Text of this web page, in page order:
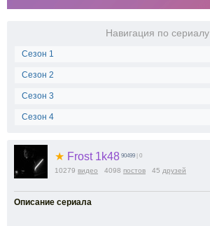
Навигация по сериалу
Сезон 1
Сезон 2
Сезон 3
Сезон 4
★ Frost 1k48 90499 | 0
10279 видео 4098 постов 45 друзей
Описание сериала